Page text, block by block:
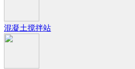
混凝土搅拌站